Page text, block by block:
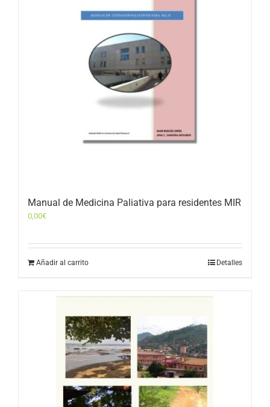
Manual de Medicina Paliativa para residentes MIR
0,00€
Añadir al carrito Detalles